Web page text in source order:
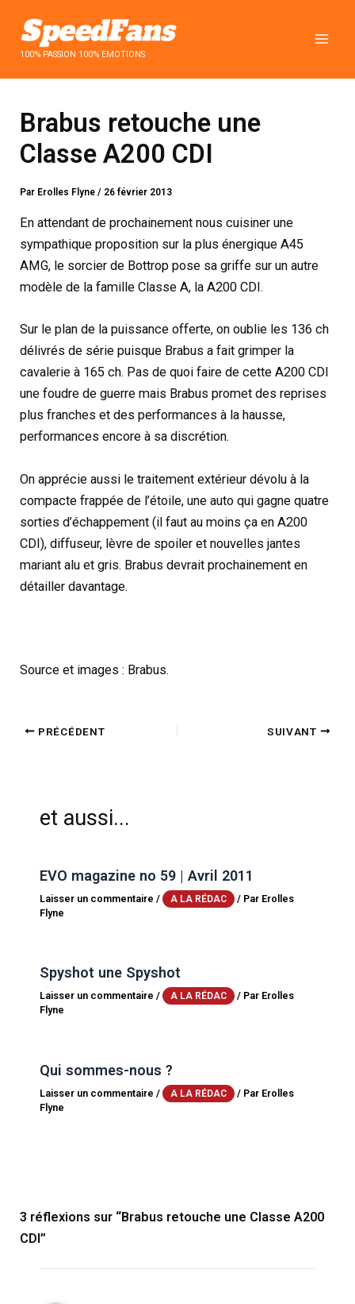
contenu100% PASSION 100% EMOTIONS
Brabus retouche une
Classe A200 CDI
Par Erolles Flyne/ 26 février 2013
En attendant de prochainement nous cuisiner une
sympathique proposition sur la plus énergique A45
AMG, le sorcier de Bottrop pose sa griffe sur un autre
modèle de la famille Classe A, la A200 CDI.
Sur le plan de la puissance offerte, on oublie les 136 ch
délivrés de série puisque Brabus a fait grimper la
cavalerie à 165 ch. Pas de quoi faire de cette A200 CDI
une foudre de guerre mais Brabus promet des reprises
plus franches et des performances à la hausse,
performances encore à sa discrétion.
On apprécie aussi le traitement extérieur dévolu à la
compacte frappée de l’étoile, une auto qui gagne quatre
sorties d’échappement (il faut au moins ça en A200
CDI), diffuseur, lèvre de spoiler et nouvelles jantes
mariant alu et gris. Brabus devrait prochainement en
détailler davantage.
Source et images : Brabus.
PRÉCÉDENT SUIVANT
et aussi...
EVO magazine no 59 | Avril 2011
Laisser un commentaire / A LA RÉDAC / Par Erolles
Flyne
Spyshot une Spyshot
Laisser un commentaire / A LA RÉDAC / Par Erolles
Flyne
Qui sommes-nous ?
Laisser un commentaire / A LA RÉDAC / Par Erolles
Flyne
3 réflexions sur “Brabus retouche une Classe A200
CDI”